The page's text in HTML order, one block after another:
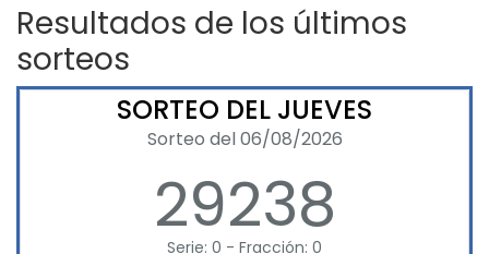
Resultados de los últimos
sorteos
SORTEO DEL JUEVES
Sorteo del 06/08/2026
29238
Serie: 0 - Fracción: 0